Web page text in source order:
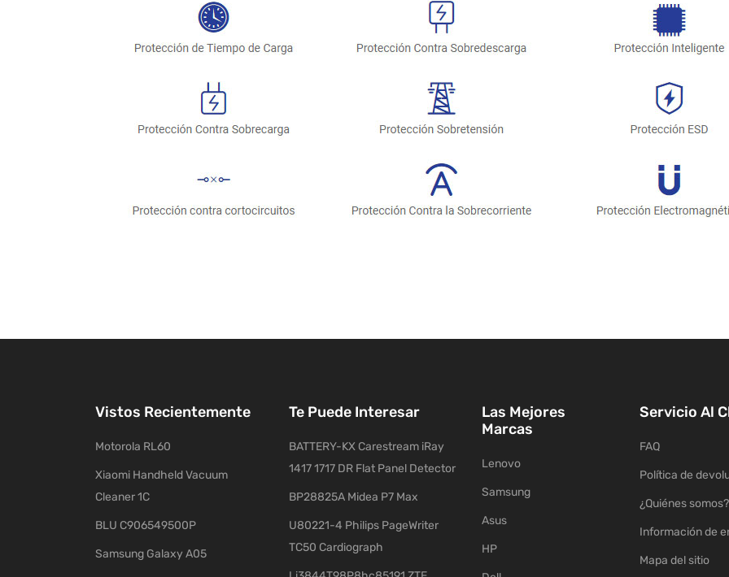
Vistos Recientemente
Motorola RL60
Xiaomi Handheld Vacuum
Cleaner 1C
BLU C906549500P
Samsung Galaxy A05
Te Puede Interesar
BATTERY-KX Carestream iRay
1417 1717 DR Flat Panel Detector
BP28825A Midea P7 Max
U80221-4 Philips PageWriter
TC50 Cardiograph
Las Mejores
Marcas
Lenovo
Samsung
Asus
HP
Servicio Al
FAQ
Política de
¿Quiénes somos?
Información de
Mapa del sitio